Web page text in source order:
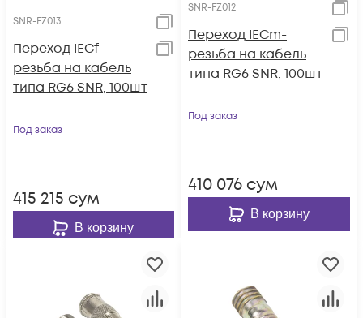
SNR-FZ013
Переход IECf-
резьба на кабель
типа RG6 SNR, 100шт
Под заказ
415 215 сум
В корзину
SNR-FZ012
Переход IECm-
резьба на кабель
типа RG6 SNR, 100шт
Под заказ
410 076 сум
В корзину